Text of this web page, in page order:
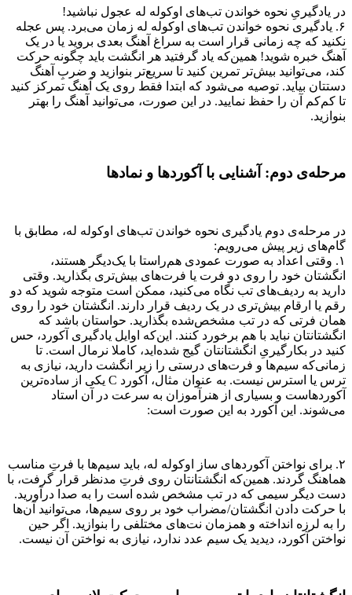
در یادگیریِ نحوه خواندن تب‌های اوکوله له عجول نباشید!
۶. یادگیری نحوه خواندن تب‌های اوکوله له زمان می‌برد. پس عجله
نکنید که چه زمانی قرار است به سراغ آهنگ بعدی بروید یا در یک
آهنگ خبره شوید! همین‌که یاد گرفتید هر انگشت باید چگونه حرکت
کند، می‌توانید بیش‌تر تمرین کنید تا سریع‌تر بنوازید و ضربِ آهنگ
دستتان بیاید. توصیه می‌شود که ابتدا فقط روی یک آهنگ تمرکز کنید
تا کم‌کم آن را حفظ نمایید. در این صورت، می‌توانید آهنگ را بهتر
بنوازید.
مرحله‌ی دوم: آشنایی با آکوردها و نمادها
در مرحله‌ی دوم یادگیری نحوه خواندن تب‌های اوکوله له، مطابق با
گام‌های زیر پیش می‌رویم:
۱. وقتی اعداد به صورت عمودی هم‌راستا با یک‌دیگر هستند،
انگشتان خود را روی دو فرت یا فرت‌های بیش‌تری بگذارید. وقتی
دارید به ردیف‌های تب نگاه می‌کنید، ممکن است متوجه شوید که دو
رقم یا ارقام بیش‌تری در یک ردیف قرار دارند. انگشتان خود را روی
همان فرتی که در تب مشخص‌شده بگذارید. حواستان باشد که
انگشتانتان نباید با هم برخورد کنند. این‌که اوایل یادگیری آکورد، حس
کنید در بکارگیریِ انگشتانتان گیج شده‌اید، کاملا نرمال است. تا
زمانی‌که سیم‌ها و فرت‌های درستی را زیر انگشت دارید، نیازی به
ترس یا استرس نیست. به عنوان مثال، آکورد C یکی از ساده‌ترین
آکوردهاست و بسیاری از هنرآموزان به سرعت در آن استاد
می‌شوند. این آکورد به این صورت است:
۲. برای نواختن آکوردهای ساز اوکوله له، باید سیم‌ها با فرتِ مناسب
هماهنگ گردند. همین‌که انگشتانتان روی فرتِ مدنظر قرار گرفت، با
دست دیگر سیمی که در تب مشخص شده است را به صدا درآورید.
با حرکت دادن انگشتان/مضراب خود بر روی سیم‌ها، می‌توانید آن‌ها
را به لرزه انداخته و همزمان نت‌های مختلفی را بنوازید. اگر حین
نواختن آکورد، دیدید یک سیم عدد ندارد، نیازی به نواختن آن نیست.